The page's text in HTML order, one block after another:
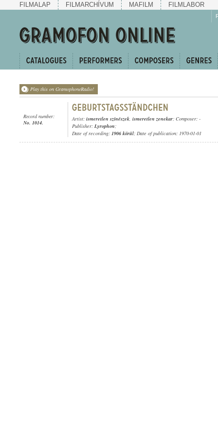
FILMALAP FILMARCHÍVUM MAFILM FILMLABOR
Play this on GramophoneRadio!
Record number:
No. 1014.
Artist: ismeretlen színészek, ismeretlen zenekar; Composer: -
Publisher: Lyrophon;
Date of recording: 1906 körül; Date of publication: 1970-01-01